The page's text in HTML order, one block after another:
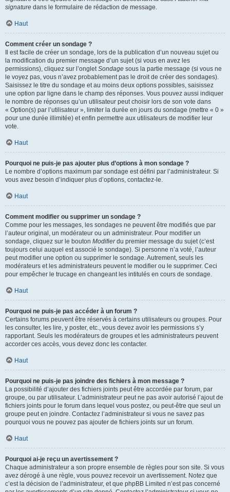
signature dans le formulaire de rédaction de message.
Haut
Comment créer un sondage ?
Il est facile de créer un sondage, lors de la publication d’un nouveau sujet ou
la modification du premier message d’un sujet (si vous en avez les
permissions), cliquez sur l’ongletSondage sous la partie message (si vous ne
le voyez pas, vous n’avez probablement pas le droit de créer des sondages).
Saisissez le titre du sondage et au moins deux options possibles, saisissez
une option par ligne dans le champ des réponses. Vous pouvez aussi indiquer
le nombre de réponses qu’un utilisateur peut choisir lors de son vote dans
« Option(s) par l’utilisateur », limiter la durée en jours du sondage (mettre « 0 »
pour une durée illimitée) et enfin permettre aux utilisateurs de modifier leur
vote.
Haut
Pourquoi ne puis-je pas ajouter plus d’options à mon sondage ?
Le nombre d’options maximum par sondage est défini par l’administrateur. Si
vous avez besoin d’indiquer plus d’options, contactez-le.
Haut
Comment modifier ou supprimer un sondage ?
Comme pour les messages, les sondages ne peuvent être modifiés que par
l’auteur original, un modérateur ou un administrateur. Pour modifier un
sondage, cliquez sur le bouton Modifierdu premier message du sujet (c’est
toujours celui auquel est associé le sondage). Si personne n’a voté, l’auteur
peut modifier une option ou supprimer le sondage. Autrement, seuls les
modérateurs et les administrateurs peuvent le modifier ou le supprimer. Ceci
pour empêcher le trucage en changeant les intitulés en cours de sondage.
Haut
Pourquoi ne puis-je pas accéder à un forum ?
Certains forums peuvent être réservés à certains utilisateurs ou groupes. Pour
les consulter, les lire, y poster, etc., vous devez avoir les permissions s’y
rapportant. Seuls les modérateurs de groupes et les administrateurs peuvent
accorder ces accès, vous devez donc les contacter.
Haut
Pourquoi ne puis-je pas joindre des fichiers à mon message ?
La possibilité d’ajouter des fichiers joints peut être accordée par forum, par
groupe, ou par utilisateur. L’administrateur peut ne pas avoir autorisé l’ajout de
fichiers joints pour le forum dans lequel vous postez, ou peut-être que seul un
groupe peut en joindre. Contactez l’administrateur si vous ne savez pas
pourquoi vous ne pouvez pas ajouter de fichiers joints sur un forum.
Haut
Pourquoi ai-je reçu un avertissement ?
Chaque administrateur a son propre ensemble de règles pour son site. Si vous
avez dérogé à une règle, vous pouvez recevoir un avertissement. Notez que
c’est la décision de l’administrateur, et que phpBB Limited n’est pas concerné